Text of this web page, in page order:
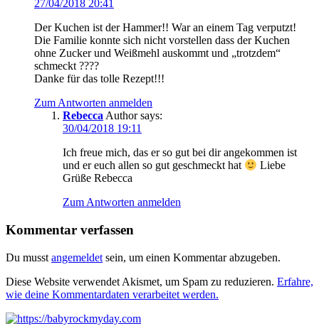
27/04/2018 20:41
Der Kuchen ist der Hammer!! War an einem Tag verputzt!
Die Familie konnte sich nicht vorstellen dass der Kuchen
ohne Zucker und Weißmehl auskommt und „trotzdem“
schmeckt ????
Danke für das tolle Rezept!!!
Zum Antworten anmelden
Rebecca Author says:
30/04/2018 19:11
Ich freue mich, das er so gut bei dir angekommen ist
und er euch allen so gut geschmeckt hat
Liebe
Grüße Rebecca
Zum Antworten anmelden
Kommentar verfassen
Du musst angemeldet sein, um einen Kommentar abzugeben.
Diese Website verwendet Akismet, um Spam zu reduzieren. Erfahre,
wie deine Kommentardaten verarbeitet werden.